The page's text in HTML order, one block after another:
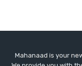
Mahanaad is your